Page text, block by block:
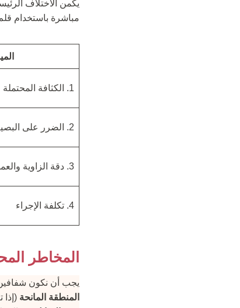
مباشرة باستخدام
1. الكثافة المحتملة
2. الضرر على البصيلات
3. دقة الزاوية والعمق
4. تكلفة الإجراء
المخاطر
يجب أن نكون
المنطقة المانحة